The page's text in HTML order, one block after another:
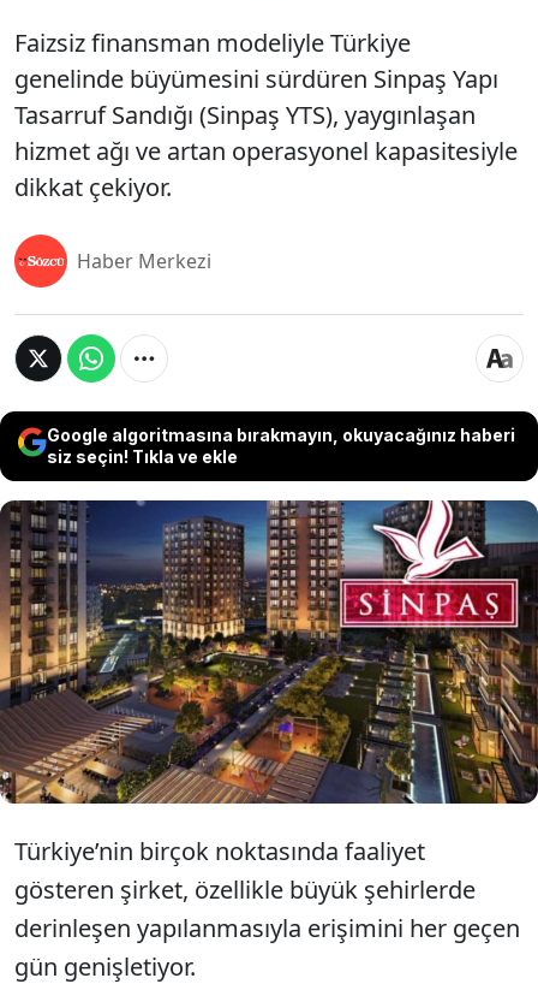
Faizsiz finansman modeliyle Türkiye
genelinde büyümesini sürdüren Sinpaş Yapı
Tasarruf Sandığı (Sinpaş YTS), yaygınlaşan
hizmet ağı ve artan operasyonel kapasitesiyle
dikkat çekiyor.
Haber Merkezi
Google algoritmasına bırakmayın, okuyacağınız haberi
siz seçin! Tıkla ve ekle
Faizsiz finansman modeliyle Türkiye
genelinde büyümesini sürdüren Sinpaş Yapı
Tasarruf Sandığı (Sinpaş YTS), yaygınlaşan
hizmet ağı ve artan operasyonel
kapasitesiyle dikkat çekiyor.
Türkiye’nin birçok noktasında faaliyet
gösteren şirket, özellikle büyük şehirlerde
derinleşen yapılanmasıyla erişimini her geçen
gün genişletiyor.